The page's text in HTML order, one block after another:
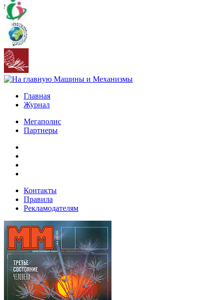
Главная
Журнал
Мегаполис
Партнеры
Контакты
Правила
Рекламодателям